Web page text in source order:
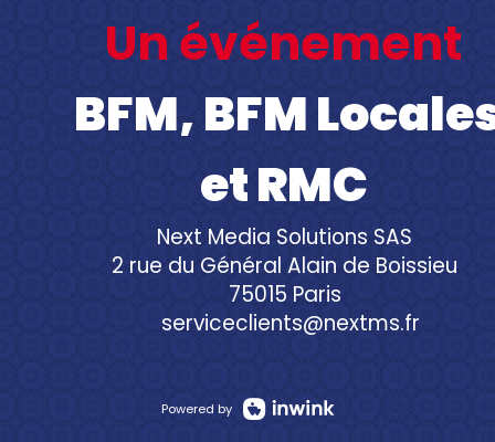
Un événement
BFM, BFM
et RMC
Next Media Solutions SAS
2 rue du Général Alain de Boissieu
75015 Paris
serviceclients@nextms.fr
Powered by